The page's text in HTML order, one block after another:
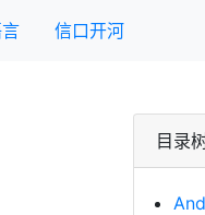
信口开河
目录